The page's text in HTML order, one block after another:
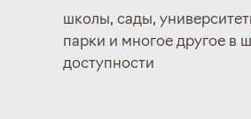
школы, сады,
парки и многое другое в
доступности